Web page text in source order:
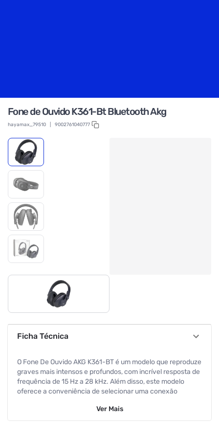
Fone de Ouvido K361-Bt Bluetooth Akg
hayamax_79510 9002761040777
Ficha Técnica
O Fone De Ouvido AKG K361-BT é um modelo que reproduze
graves mais intensos e profundos, com incrível resposta de
frequência de 15 Hz a 28 kHz. Além disso, este modelo
oferece a conveniência de selecionar uma conexão
possuindo microfone embutido, permitindo a comunicação
Ver Mais